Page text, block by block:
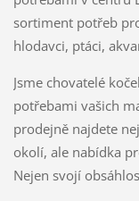
sortiment potřeb
hlodavci, ptáci,
Jsme chovatelé
potřebami vašich
prodejně najdete
okolí, ale nabídka
Nejen svojí